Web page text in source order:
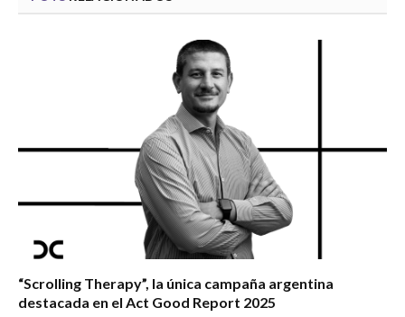
“Scrolling Therapy”, la única campaña argentina
destacada en el Act Good Report 2025